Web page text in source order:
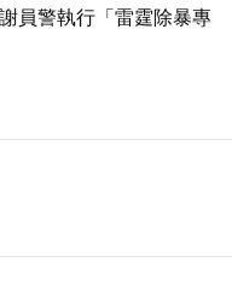
員警執行「雷霆除暴專